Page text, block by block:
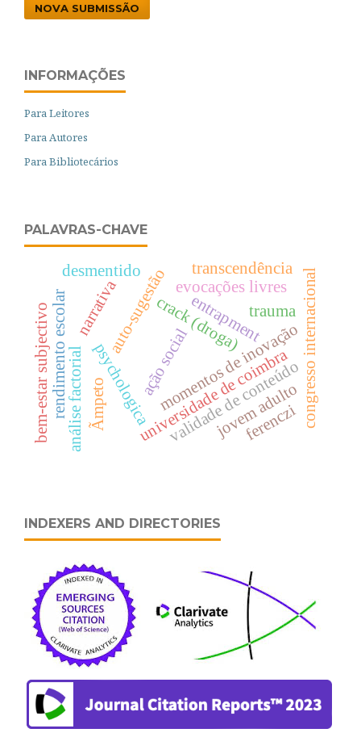
NOVA SUBMISSÃO
INFORMAÇÕES
Para Leitores
Para Autores
Para Bibliotecários
PALAVRAS-CHAVE
auto-sugestão
universidade de coimbra
psychologica
análise factorial
narrativa
momentos de inovação
entrapment
evocações livres congresso internacional
crack (droga)
validade de conteúdo
ação social
jovem adulto
rendimento escolar
ferenczi
trauma
desmentido
bem-estar subjectivo
transcendência
Ãmpeto
INDEXERS AND DIRECTORIES